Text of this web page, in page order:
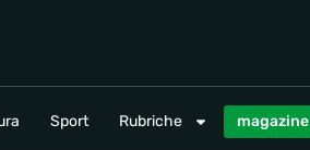
Sport Rubriche